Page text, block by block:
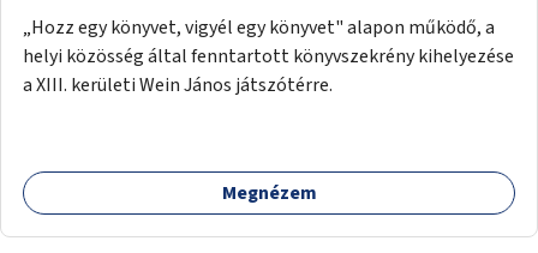
„Hozz egy könyvet, vigyél egy könyvet" alapon működő, a
helyi közösség által fenntartott könyvszekrény kihelyezése
a XIII. kerületi Wein János játszótérre.
Megnézem